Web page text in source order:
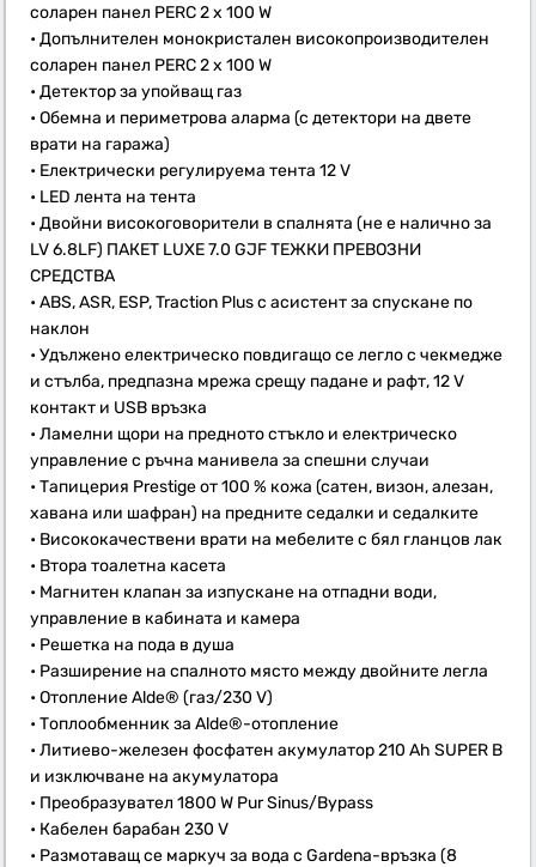
соларен панел PERC 2 x 100 W
• Допълнителен монокристален високопроизводителен
соларен панел PERC 2 x 100 W
• Детектор за упойващ газ
• Обемна и периметрова аларма (с детектори на двете
врати на гаража)
• Електрически регулируема тента 12 V
• LED лента на тента
• Двойни високоговорители в спалнята (не е налично за
LV 6.8LF) ПАКЕТ LUXE 7.0 GJF ТЕЖКИ ПРЕВОЗНИ
СРЕДСТВА
• ABS, ASR, ESP, Traction Plus с асистент за спускане по
наклон
• Удължено електрическо повдигащо се легло с чекмедже
и стълба, предпазна мрежа срещу падане и рафт, 12 V
контакт и USB връзка
• Ламелни щори на предното стъкло и електрическо
управление с ръчна манивела за спешни случаи
• Тапицерия Prestige от 100 % кожа (сатен, визон, алезан,
хавана или шафран) на предните седалки и седалките
• Висококачествени врати на мебелите с бял гланцов лак
• Втора тоалетна касета
• Магнитен клапан за изпускане на отпадни води,
управление в кабината и камера
• Решетка на пода в душа
• Разширение на спалното място между двойните легла
• Отопление Alde® (газ/230 V)
• Топлообменник за Alde®-отопление
• Литиево-железен фосфатен акумулатор 210 Ah SUPER B
и изключване на акумулатора
• Преобразувател 1800 W Pur Sinus/Bypass
• Кабелен барабан 230 V
• Размотаващ се маркуч за вода с Gardena-връзка (8